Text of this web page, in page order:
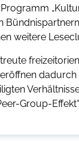
weitere
Group-